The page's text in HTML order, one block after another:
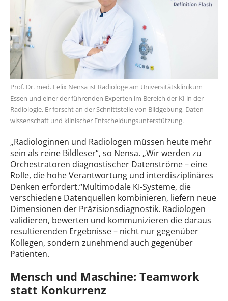
Prof. Dr. med. Felix Nensa ist Radiologe am Universitätsklinikum
Essen und einer der führenden Experten im Bereich der KI in der
Radiologie. Er forscht an der Schnittstelle von Bildgebung, Daten
wissenschaft und klinischer Entscheidungsunterstützung.
„Radiologinnen und Radiologen müssen heute mehr
sein als reine Bildleser“, so Nensa. „Wir werden zu
Orchestratoren diagnostischer Datenströme – eine
Rolle, die hohe Verantwortung und interdisziplinäres
Denken erfordert.“Multimodale KI-Systeme, die
verschiedene Datenquellen kombinieren, liefern neue
Dimensionen der Präzisionsdiagnostik. Radiologen
validieren, bewerten und kommunizieren die daraus
resultierenden Ergebnisse – nicht nur gegenüber
Kollegen, sondern zunehmend auch gegenüber
Patienten.
Mensch und Maschine: Teamwork
statt Konkurrenz